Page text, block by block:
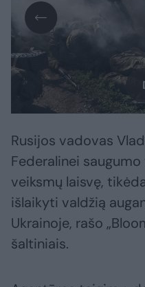
Rusijos vadovas
Federalinei
veiksmų laisvę,
išlaikyti valdžią
Ukrainoje, rašo
šaltiniais.